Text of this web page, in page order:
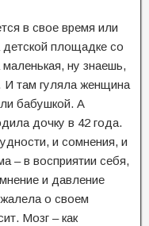
в свое время или
детской площадке со
ну знаешь,
И там гуляла женщина
бабушкой. А
дочку в 42 года.
и сомнения, и
– в восприятии себя,
и давление
о своем
Мозг – как